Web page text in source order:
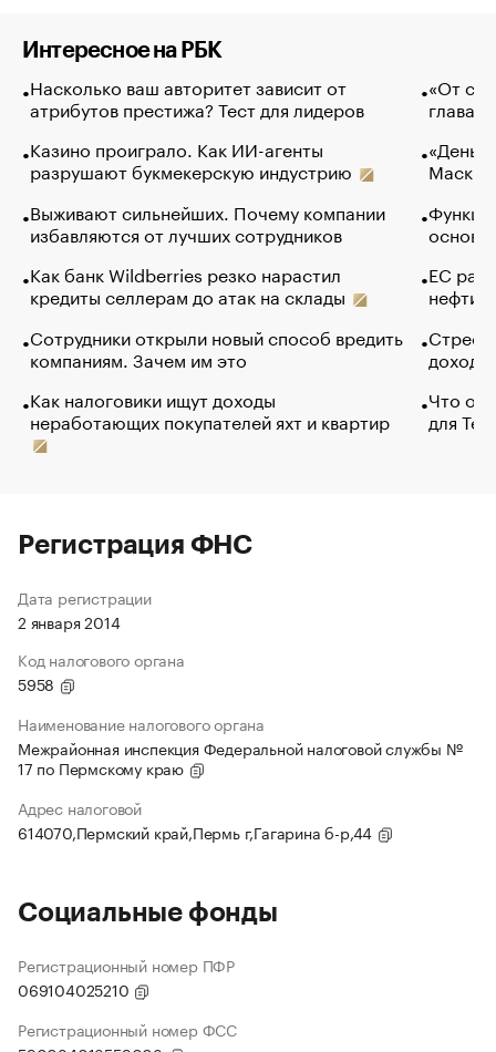
Интересное на РБК
Насколько ваш авторитет зависит от
атрибутов престижа? Тест для лидеров
Казино проиграло. Как ИИ-агенты
разрушают букмекерскую индустрию
Выживают сильнейших. Почему компании
избавляются от лучших сотрудников
Как банк Wildberries резко нарастил
кредиты селлерам до атак на склады
Сотрудники открыли новый способ вредить
компаниям. Зачем им это
Как налоговики ищут доходы
неработающих покупателей яхт и квартир
«От
глава
Маск в
основ
ЕС
нефти
Что
для
Регистрация ФНС
Дата регистрации
2 января 2014
Код налогового органа
5958
Наименование налогового органа
Межрайонная инспекция Федеральной налоговой службы №
17 по Пермскому краю
Адрес налоговой
614070,Пермский край,Пермь г,Гагарина б-р,44
Социальные фонды
Регистрационный номер ПФР
069104025210
Регистрационный номер ФСС